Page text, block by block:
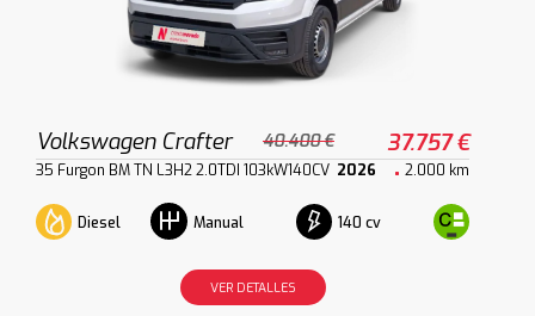
Volkswagen Crafter 40.400 € 37.757 €
35 Furgon BM TN L3H2 2.0TDI 103kW140CV 2026 2.000 km
Diesel Manual 140 cv
VER DETALLES